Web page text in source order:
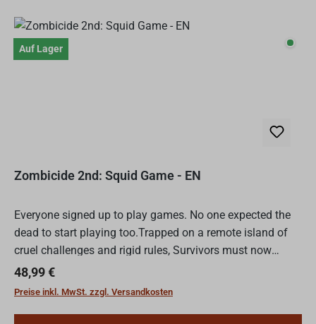
Auf Lager Auf
Zombicide 2nd: Squid Game - EN
Everyone signed up to play games. No one expected the
dead to start playing too.Trapped on a remote island of
cruel challenges and rigid rules, Survivors must now
navigate deadly arenas while zombies roam freely behin...
Regulärer Preis:
48,99 €
Preise inkl. MwSt. zzgl. Versandkosten